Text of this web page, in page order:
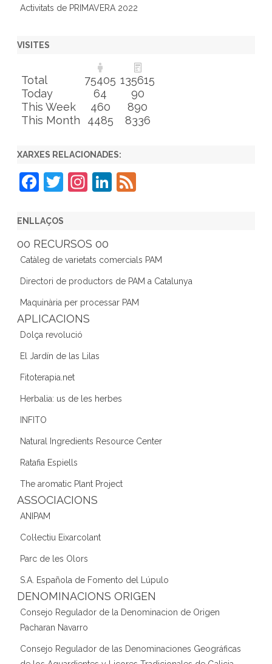
Activitats de PRIMAVERA 2022
VISITES
Total 75405 135615
Today
64
90
This Week
460
890
This Month
4485 8336
XARXES RELACIONADES:
F
c
e
b
o
o
k
T
er
In
gr
a
m
Li
dI
n
ENLLAÇOS
00 RECURSOS 00
Catàleg de varietats comercials PAM
Directori de productors de PAM a Catalunya
Maquinària per processar PAM
APLICACIONS
Dolça revolució
El Jardín de las Lilas
Fitoterapia.net
Herbalia: us de les herbes
INFITO
Natural Ingredients Resource Center
Ratafia Espiells
The aromatic Plant Project
ASSOCIACIONS
ANIPAM
Col·lectiu Eixarcolant
Parc de les Olors
S.A. Española de Fomento del Lúpulo
DENOMINACIONS ORIGEN
Consejo Regulador de la Denominacion de Origen
Pacharan Navarro
Consejo Regulador de las Denominaciones Geográficas